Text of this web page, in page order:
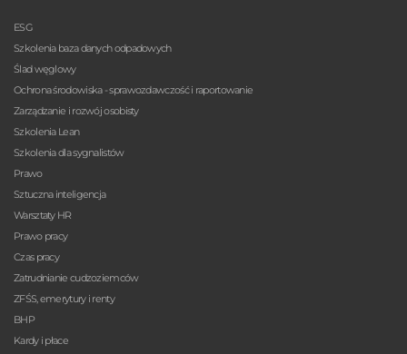
ESG
Szkolenia baza danych odpadowych
Ślad węglowy
Ochrona środowiska - sprawozdawczość i raportowanie
Zarządzanie i rozwój osobisty
Szkolenia Lean
Szkolenia dla sygnalistów
Prawo
Sztuczna inteligencja
Warsztaty HR
Prawo pracy
Czas pracy
Zatrudnianie cudzoziemców
ZFŚS, emerytury i renty
BHP
Kardy i płace